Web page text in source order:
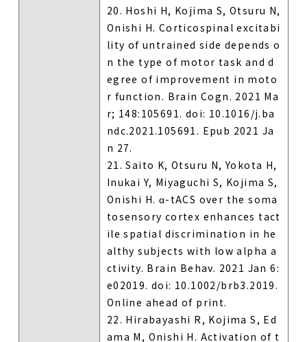
20. Hoshi H, Kojima S, Otsuru N,
Onishi H. Corticospinal excitabi
lity of untrained side depends o
n the type of motor task and d
egree of improvement in moto
r function. Brain Cogn. 2021 Ma
r; 148:105691. doi: 10.1016/j.ba
ndc.2021.105691. Epub 2021 Ja
n 27.
21. Saito K, Otsuru N, Yokota H,
Inukai Y, Miyaguchi S, Kojima S,
Onishi H. α-tACS over the soma
tosensory cortex enhances tact
ile spatial discrimination in he
althy subjects with low alpha a
ctivity. Brain Behav. 2021 Jan 6:
e02019. doi: 10.1002/brb3.2019.
Online ahead of print.
22. Hirabayashi R, Kojima S, Ed
ama M, Onishi H. Activation of t